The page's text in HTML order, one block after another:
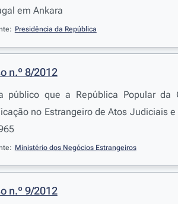
em Ankara
Presidência da República
n.º 8/2012
público que a República Popular
no Estrangeiro de Atos Judiciais
Ministério dos Negócios Estrangeiros
n.º 9/2012